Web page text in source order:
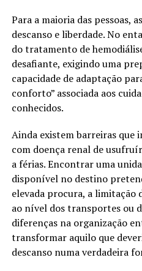
Para a maioria das pessoas,
descanso e liberdade. No
do tratamento de
desafiante, exigindo uma
capacidade de adaptação
conforto” associada aos
conhecidos.
Ainda existem barreiras que
com doença renal de
a férias. Encontrar uma
disponível no destino
elevada procura, a limitação
ao nível dos transportes ou
diferenças na organização
transformar aquilo que
descanso numa verdadeira